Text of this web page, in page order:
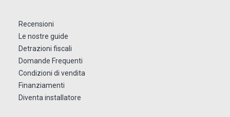
Recensioni
Le nostre guide
Detrazioni fiscali
Domande Frequenti
Condizioni di vendita
Finanziamenti
Diventa installatore